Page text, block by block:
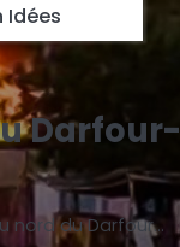
Idées
Darfour-
nord du Darfour…